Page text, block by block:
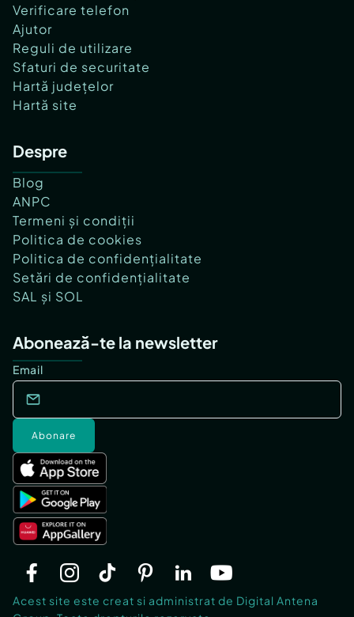
Verificare telefon
Ajutor
Reguli de utilizare
Sfaturi de securitate
Hartă județelor
Hartă site
Despre
Blog
ANPC
Termeni și condiții
Politica de cookies
Politica de confidențialitate
Setări de confidențialitate
SAL și SOL
Abonează-te la newsletter
Email
Abonare
Acest site este creat si administrat de Digital Antena